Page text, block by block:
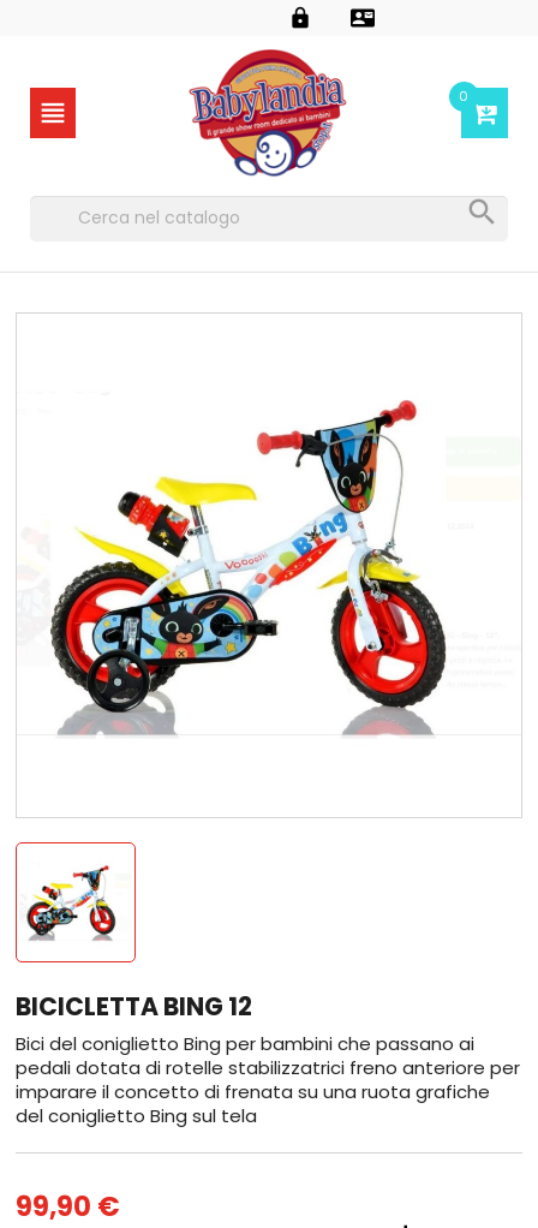
 
 0

BICICLETTA BING 12
Bici del coniglietto Bing per bambini che passano ai
pedali dotata di rotelle stabilizzatrici freno anteriore per
imparare il concetto di frenata su una ruota grafiche
del coniglietto Bing sul tela
99,90 €